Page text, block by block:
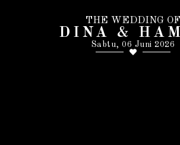
THE WEDDING OF
DINA &
Sabtu, 06 Juni 2026